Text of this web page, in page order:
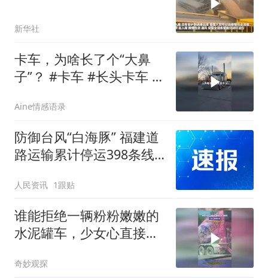
新华社
卡车，为啥长了个“大鼻
子”？ #卡车 #长头卡车 #
Aine情感语录
防御台风“白海豚” 福建道
路运输累计停运398条线
人民资讯 1跟贴
谁能拒绝一辆粉粉嫩嫩的
水泥罐车，少女心直接拉
奇妙观探